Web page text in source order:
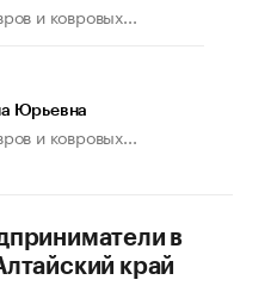
иначе». Как живет глава
и ковровых...
Юрьевна
и ковровых...
в
край